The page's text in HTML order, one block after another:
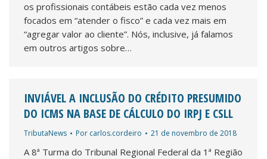
os profissionais contábeis estão cada vez menos
focados em “atender o fisco” e cada vez mais em
“agregar valor ao cliente”. Nós, inclusive, já falamos
em outros artigos sobre…
INVIÁVEL A INCLUSÃO DO CRÉDITO PRESUMIDO
DO ICMS NA BASE DE CÁLCULO DO IRPJ E CSLL
TributaNews Por carlos.cordeiro 21 de novembro de 2018
A 8ª Turma do Tribunal Regional Federal da 1ª Região